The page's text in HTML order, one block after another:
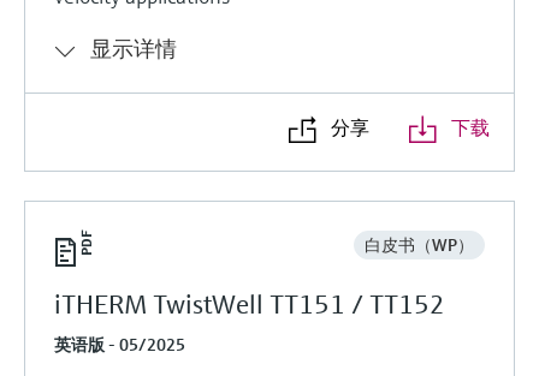
显示详情
分享 下载
白皮书（WP）
iTHERM TwistWell TT151 / TT152
英语版 - 05/2025